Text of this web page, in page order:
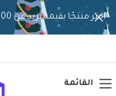
القائمة
اختر منتجًا بقيمة تزيد عن 200 دولار ووفر 20%.